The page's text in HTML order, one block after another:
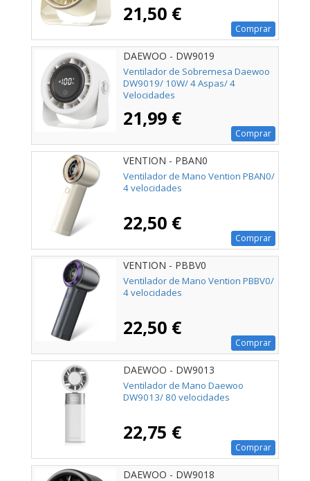
21,50 €
Comprar
DAEWOO - DW9019
Ventilador de Sobremesa Daewoo
DW9019/ 10W/ 4 Aspas/ 4
Velocidades
21,99 €
Comprar
VENTION - PBAN0
Ventilador de Mano Vention PBAN0/
4 velocidades
22,50 €
Comprar
VENTION - PBBV0
Ventilador de Mano Vention PBBV0/
4 velocidades
22,50 €
Comprar
DAEWOO - DW9013
Ventilador de Mano Daewoo
DW9013/ 80 velocidades
22,75 €
Comprar
DAEWOO - DW9018